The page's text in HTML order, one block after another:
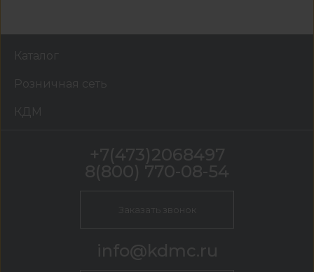
Каталог
Розничная сеть
КДМ
+7(473)2068497
8(800) 770-08-54
Заказать звонок
info@kdmc.ru